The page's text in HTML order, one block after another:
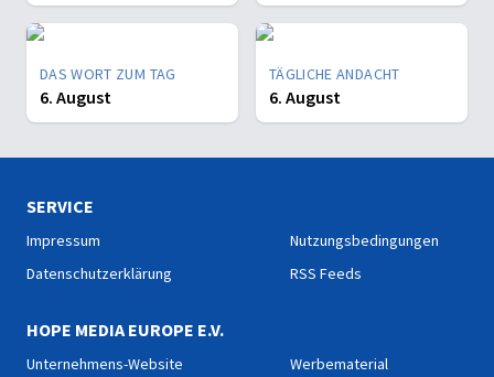
DAS WORT ZUM TAG
6. August
TÄGLICHE ANDACHT
6. August
SERVICE
Impressum
Datenschutzerklärung
Nutzungsbedingungen
RSS Feeds
HOPE MEDIA EUROPE E.V.
Unternehmens-Website
Werbematerial